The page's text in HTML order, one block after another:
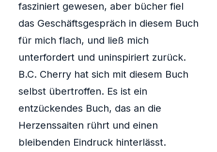
fasziniert gewesen, aber bücher fiel
das Geschäftsgespräch in diesem Buch
für mich flach, und ließ mich
unterfordert und uninspiriert zurück.
B.C. Cherry hat sich mit diesem Buch
selbst übertroffen. Es ist ein
entzückendes Buch, das an die
Herzenssaiten rührt und einen
bleibenden Eindruck hinterlässt.